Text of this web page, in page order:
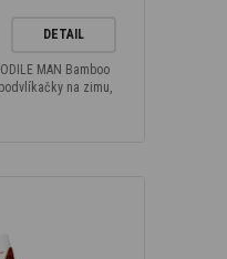
DETAIL
MAN Bamboo
na zimu,